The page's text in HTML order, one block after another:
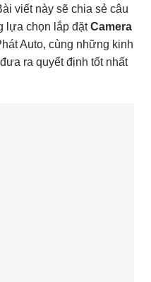
viết này sẽ chia sẻ câu
lựa chọn lắp đặtCamera
Auto, cùng những kinh
ra quyết định tốt nhất